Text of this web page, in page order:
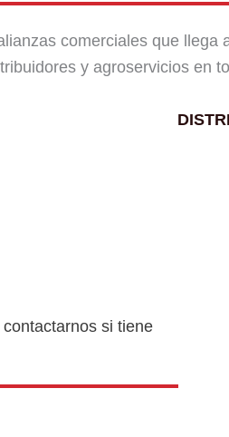
comerciales que
y agroservicios en
si tiene